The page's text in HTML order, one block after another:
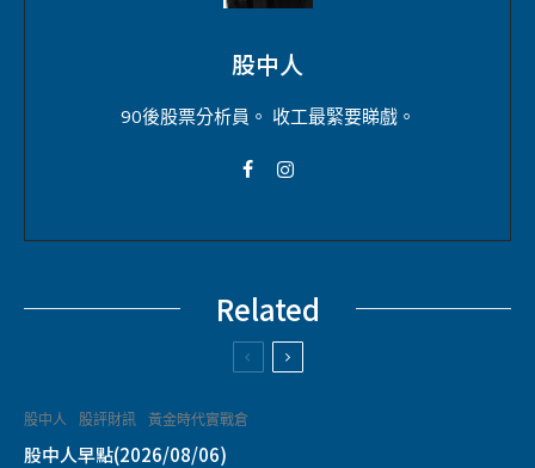
股中人
90後股票分析員。 收工最緊要睇戲。
Related
股中人 股評財訊 黃金時代實戰倉
股中人早點(2026/08/06)